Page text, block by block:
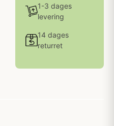
1-3 dages
levering
14 dages
returret